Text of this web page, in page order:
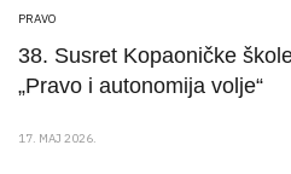
PRAVO
38. Susret Kopaoničke
„Pravo i autonomija volje“
17. MAJ 2026.